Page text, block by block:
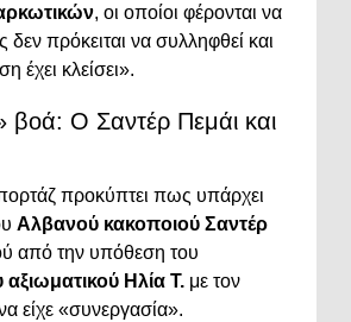
, οι οποίοι φέρονται να
πρόκειται να συλληφθεί και
έχει κλείσει».
βοά: Ο Σαντέρ Πεμάι και
προκύπτει πως υπάρχει
Αλβανού κακοποιού Σαντέρ
από την υπόθεση του
Ηλία Τ. με τον
είχε «συνεργασία».